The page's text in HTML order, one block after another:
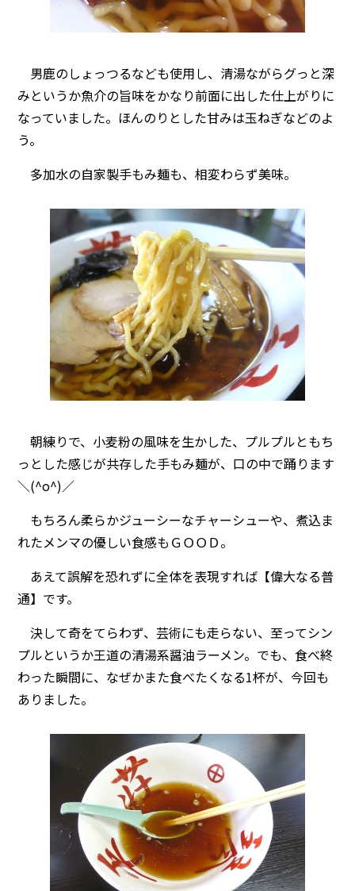
男鹿のしょっつるなども使用し、清湯ながらグっと深
みというか魚介の旨味をかなり前面に出した仕上がりに
なっていました。ほんのりとした甘みは玉ねぎなどのよ
う。
多加水の自家製手もみ麺も、相変わらず美味。
朝練りで、小麦粉の風味を生かした、プルプルともち
っとした感じが共存した手もみ麺が、口の中で踊ります
＼(^o^)／
もちろん柔らかジューシーなチャーシューや、煮込ま
れたメンマの優しい食感もＧＯＯＤ。
あえて誤解を恐れずに全体を表現すれば【偉大なる普
通】です。
決して奇をてらわず、芸術にも走らない、至ってシン
プルというか王道の清湯系醤油ラーメン。でも、食べ終
わった瞬間に、なぜかまた食べたくなる1杯が、今回も
ありました。